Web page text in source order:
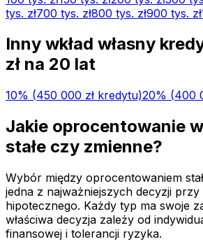
tys. zł700 tys. zł800 tys. zł900 tys. zł
Inny wkład własny
zł na 20 lat
10% (450 000 zł kredytu)20% (400
Jakie oprocentowanie
stałe czy zmienne?
Wybór między oprocentowaniem
jedna z najważniejszych decyzji
hipotecznego. Każdy typ ma swoje
właściwa decyzja zależy od
finansowej i tolerancji ryzyka.